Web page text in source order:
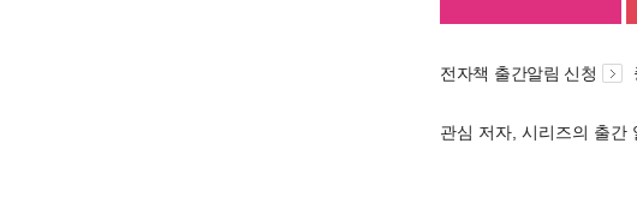
전자책 출간알림 신청
관심 저자, 시리즈의 출간